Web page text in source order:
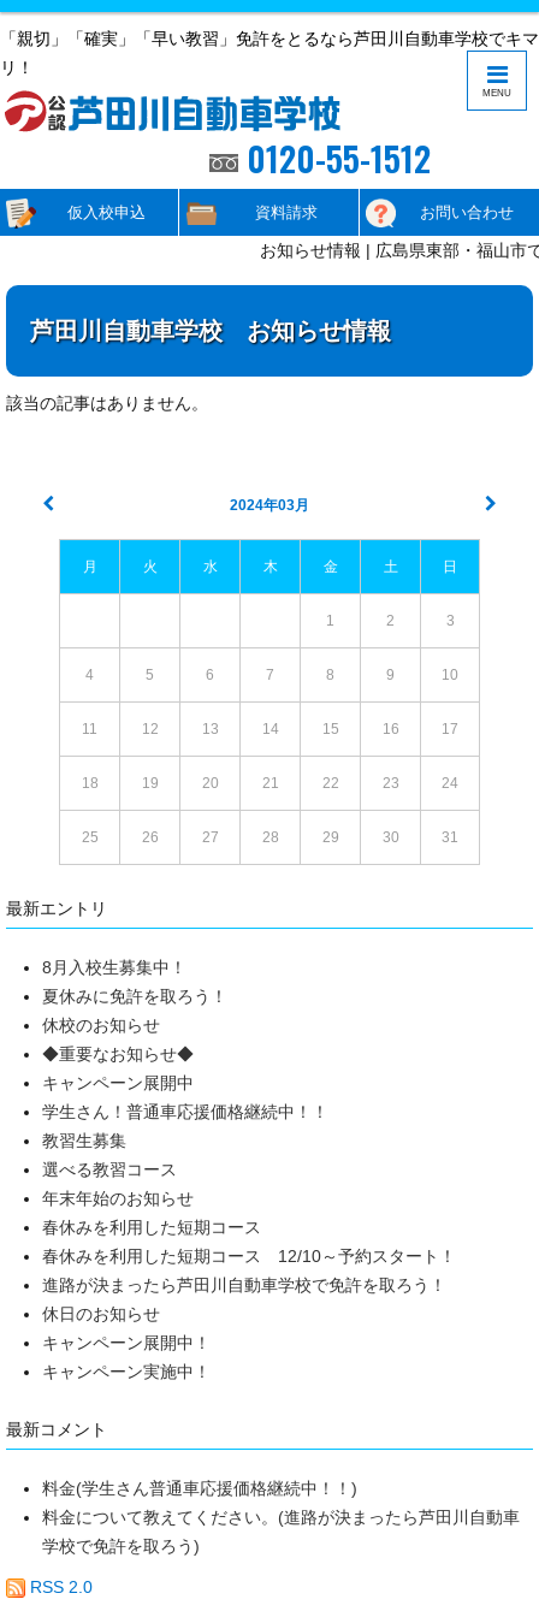
「親切」「確実」「早い教習」免許をとるなら芦田川自動車学校でキマ
リ！
0120-55-1512
仮入校申込 資料請求 お問い合わせ
お知らせ情報 | 広島県東部・福山市
芦田川自動車学校 お知らせ情報
該当の記事はありません。
2024年03月
月 火 水 木 金 土 日
1 2 3
4 5 6 7 8 9 10
11 12 13 14 15 16 17
18 19 20 21 22 23 24
25 26 27 28 29 30 31
最新エントリ
8月入校生募集中！
夏休みに免許を取ろう！
休校のお知らせ
◆重要なお知らせ◆
キャンペーン展開中
学生さん！普通車応援価格継続中！！
教習生募集
選べる教習コース
年末年始のお知らせ
春休みを利用した短期コース
春休みを利用した短期コース 12/10～予約スタート！
進路が決まったら芦田川自動車学校で免許を取ろう！
休日のお知らせ
キャンペーン展開中！
キャンペーン実施中！
最新コメント
料金(学生さん普通車応援価格継続中！！)
料金について教えてください。(進路が決まったら芦田川自動車
学校で免許を取ろう)
RSS 2.0
MENU